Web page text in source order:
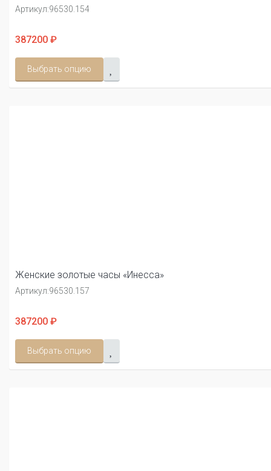
Артикул:96530.154
387200 ₽
Выбрать опцию
Женские золотые часы «Инесса»
Артикул:96530.157
387200 ₽
Выбрать опцию